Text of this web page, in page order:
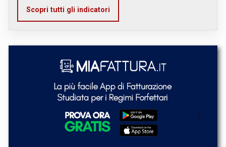
Scopri tutti gli indicatori